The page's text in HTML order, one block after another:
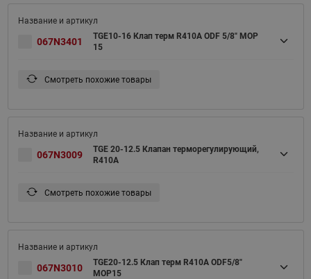
067N3401
TGE10-16 Клап терм R410A ODF 5/8" MOP
15
Смотреть похожие товары
067N3009
TGE 20-12.5 Клапан терморегулирующий,
R410A
Смотреть похожие товары
067N3010
TGE20-12.5 Клап терм R410A ODF5/8"
MOP15